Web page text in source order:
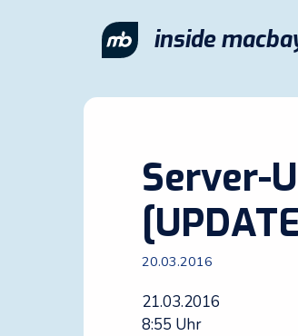
inside
Server-
20.03.2016
21.03.2016
8:55 Uhr